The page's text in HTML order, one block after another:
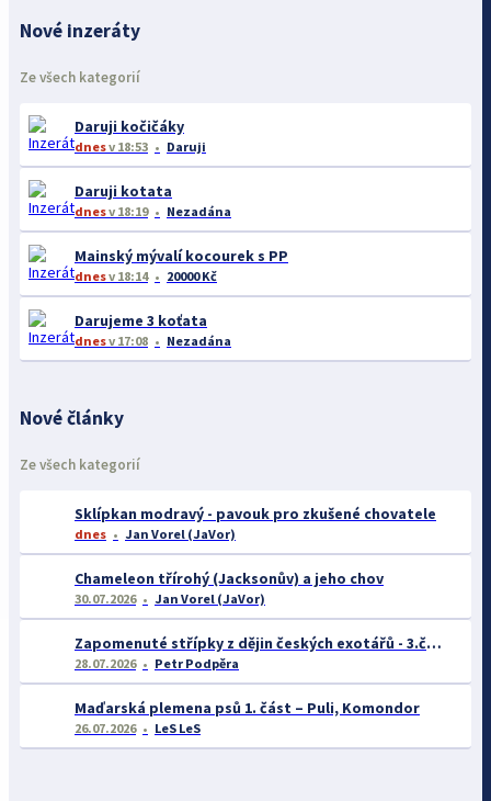
Nové inzeráty
Ze všech kategorií
Daruji kočičáky
dnesv 18:53 Daruji
Daruji kotata
dnesv 18:19 Nezadána
Mainský mývalí kocourek s PP
dnesv 18:14 20000 Kč
Darujeme 3 koťata
dnesv 17:08 Nezadána
Nové články
Ze všech kategorií
Sklípkan modravý - pavouk pro zkušené chovatele
dnes Jan Vorel (JaVor)
Chameleon třírohý (Jacksonův) a jeho chov
30.07.2026 Jan Vorel (JaVor)
Zapomenuté střípky z dějin českých exotářů - 3.část
28.07.2026 Petr Podpěra
Maďarská plemena psů 1. část – Puli, Komondor
26.07.2026 LeS LeS